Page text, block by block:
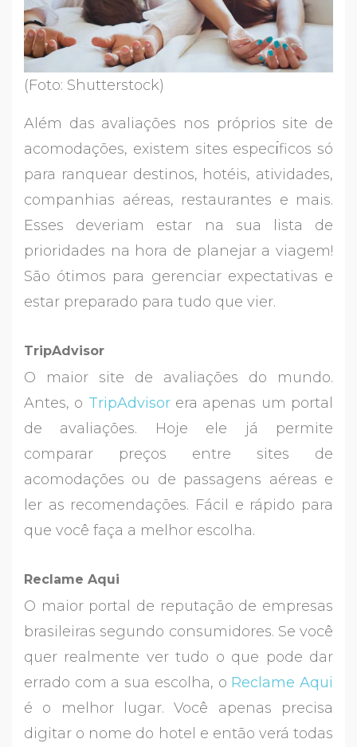
(Foto: Shutterstock)
Além das avaliações nos próprios site de
acomodações, existem sites especı́ficos só
para ranquear destinos, hotéis, atividades,
companhias aéreas, restaurantes e mais.
Esses deveriam estar na sua lista de
prioridades na hora de planejar a viagem!
São ótimos para gerenciar expectativas e
estar preparado para tudo que vier.
TripAdvisor
O maior site de avaliações do mundo.
Antes, o TripAdvisorera apenas um portal
de avaliações. Hoje ele já permite
comparar preços entre sites de
acomodações ou de passagens aéreas e
ler as recomendações. Fácil e rápido para
que você faça a melhor escolha.
Reclame Aqui
O maior portal de reputação de empresas
brasileiras segundo consumidores. Se você
quer realmente ver tudo o que pode dar
errado com a sua escolha, o Reclame Aqui
é o melhor lugar. Você apenas precisa
digitar o nome do hotel e então verá todas